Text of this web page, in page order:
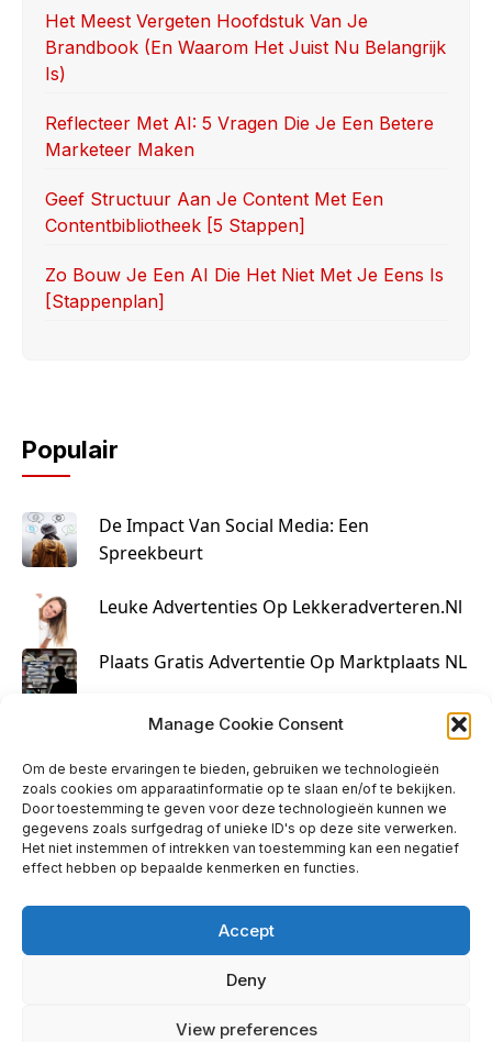
Manage Cookie Consent
Om de beste ervaringen te bieden, gebruiken we technologieën
zoals cookies om apparaatinformatie op te slaan en/of te bekijken.
Door toestemming te geven voor deze technologieën kunnen we
gegevens zoals surfgedrag of unieke ID's op deze site verwerken.
Het niet instemmen of intrekken van toestemming kan een negatief
effect hebben op bepaalde kenmerken en functies.
Accept
Deny
View preferences
k
Het Meest Vergeten Hoofdstuk Van Je
Brandbook (en Waarom Het Juist Nu Belangrijk
Is)
Reflecteer Met AI: 5 Vragen Die Je Een Betere
Marketeer Maken
Geef Structuur Aan Je Content Met Een
Contentbibliotheek [5 Stappen]
Zo Bouw Je Een AI Die Het Niet Met Je Eens Is
[stappenplan]
Populair
De Impact Van Social Media: Een
Spreekbeurt
Leuke Advertenties Op Lekkeradverteren.nl
Plaats Gratis Advertentie Op Marktplaats NL
Kruisbestuiving Voor Succesvolle Marketing